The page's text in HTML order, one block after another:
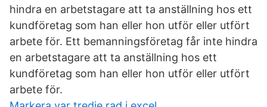
hindra en arbetstagare att ta anställning hos ett
kundföretag som han eller hon utför eller utfört
arbete för. Ett bemanningsföretag får inte hindra
en arbetstagare att ta anställning hos ett
kundföretag som han eller hon utför eller utfört
arbete för.